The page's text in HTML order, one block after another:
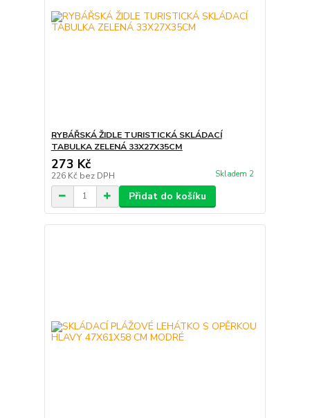
RYBÁŘSKÁ ŽIDLE TURISTICKÁ SKLÁDACÍ
TABULKA ZELENÁ 33X27X35CM
273 Kč
226 Kč bez DPH Skladem 2
Přidat do košíku